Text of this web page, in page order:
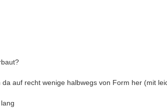
auf recht wenige halbwegs von Form her (mit